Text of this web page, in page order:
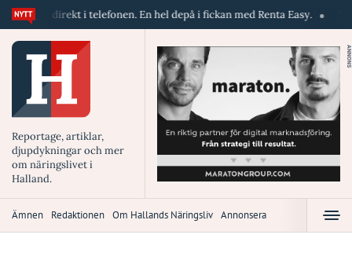
direkt i telefonen. En hel depå i fickan med Renta Easy.
Reportage, artiklar,
djupdykningar och mer
om näringslivet i
Halland.
ANNONS
Ämnen Redaktionen Om Hallands Näringsliv Annonsera